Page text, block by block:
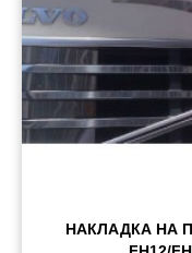
НАКЛАДКА НА